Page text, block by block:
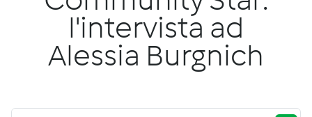
l'intervista ad
Alessia Burgnich